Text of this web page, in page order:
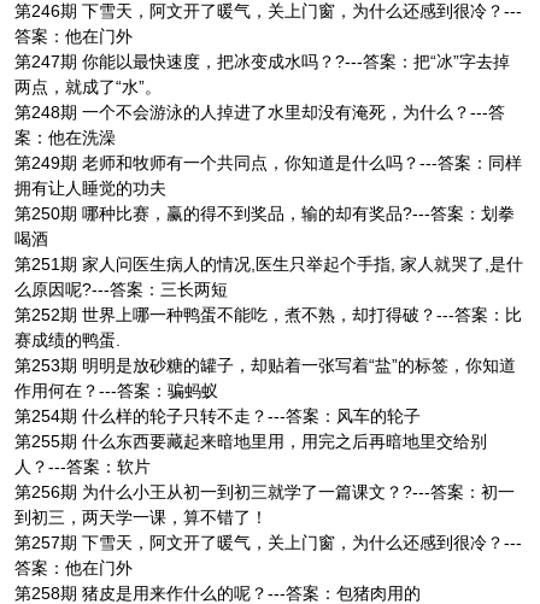
第246期 下雪天，阿文开了暖气，关上门窗，为什么还感到很冷？---
答案：他在门外
第247期 你能以最快速度，把冰变成水吗？?---答案：把“冰”字去掉
两点，就成了“水”。
第248期 一个不会游泳的人掉进了水里却没有淹死，为什么？---答
案：他在洗澡
第249期 老师和牧师有一个共同点，你知道是什么吗？---答案：同样
拥有让人睡觉的功夫
第250期 哪种比赛，赢的得不到奖品，输的却有奖品?---答案：划拳
喝酒
第251期 家人问医生病人的情况,医生只举起个手指, 家人就哭了,是什
么原因呢?---答案：三长两短
第252期 世界上哪一种鸭蛋不能吃，煮不熟，却打得破？---答案：比
赛成绩的鸭蛋.
第253期 明明是放砂糖的罐子，却贴着一张写着“盐”的标签，你知道
作用何在？---答案：骗蚂蚁
第254期 什么样的轮子只转不走？---答案：风车的轮子
第255期 什么东西要藏起来暗地里用，用完之后再暗地里交给别
人？---答案：软片
第256期 为什么小王从初一到初三就学了一篇课文？?---答案：初一
到初三，两天学一课，算不错了！
第257期 下雪天，阿文开了暖气，关上门窗，为什么还感到很冷？---
答案：他在门外
第258期 猪皮是用来作什么的呢？---答案：包猪肉用的